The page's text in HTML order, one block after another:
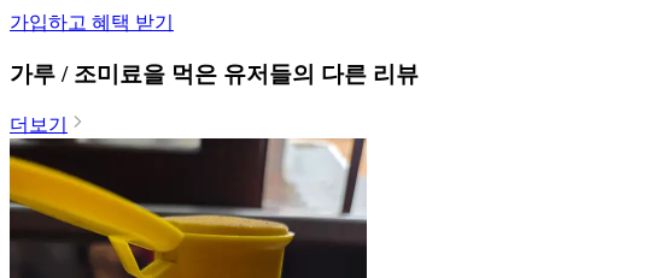
가입하고 혜택 받기
가루 / 조미료을 먹은 유저들의 다른 리뷰
더보기